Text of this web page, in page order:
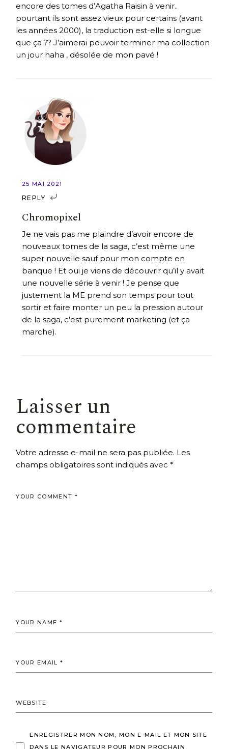
encore des tomes d’Agatha Raisin à venir..
pourtant ils sont assez vieux pour certains (avant
les années 2000), la traduction est-elle si longue
que ça ?? J’aimerai pouvoir terminer ma collection
un jour haha , désolée de mon pavé !
25 MAI 2021
REPLY
Chromopixel
Je ne vais pas me plaindre d’avoir encore de
nouveaux tomes de la saga, c’est même une
super nouvelle sauf pour mon compte en
banque ! Et oui je viens de découvrir qu’il y avait
une nouvelle série à venir ! Je pense que
justement la ME prend son temps pour tout
sortir et faire monter un peu la pression autour
de la saga, c’est purement marketing (et ça
marche).
Laisser un
commentaire
Votre adresse e-mail ne sera pas publiée. Les
champs obligatoires sont indiqués avec*
ENREGISTRER MON NOM, MON E-MAIL ET MON SITE
DANS LE NAVIGATEUR POUR MON PROCHAIN